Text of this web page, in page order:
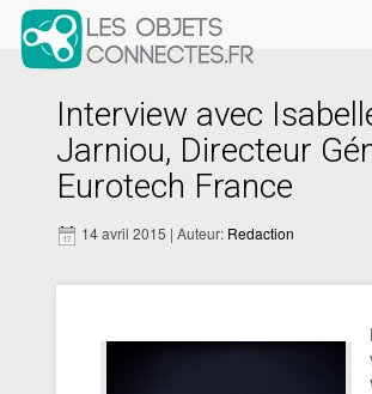
Interview avec
Jarniou, Directeur
Eurotech France
14 avril 2015 | Auteur: Redaction